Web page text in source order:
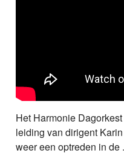
Het Harmonie
leiding van dirigent
weer een optreden in de